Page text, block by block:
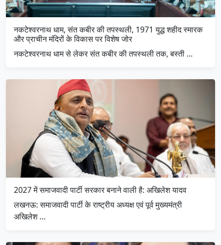
नकटेश्वरनाथ धाम, संत कबीर की तपस्थली, 1971 युद्ध शहीद स्मारक
और प्राचीन मंदिरों के विकास पर विशेष जोर
नकटेश्वरनाथ धाम से लेकर संत कबीर की तपस्थली तक, बस्ती …
2027 में समाजवादी पार्टी सरकार बनाने वाली है: अखिलेश यादव
लखनऊ: समाजवादी पार्टी के राष्ट्रीय अध्यक्ष एवं पूर्व मुख्यमंत्री
अखिलेश …